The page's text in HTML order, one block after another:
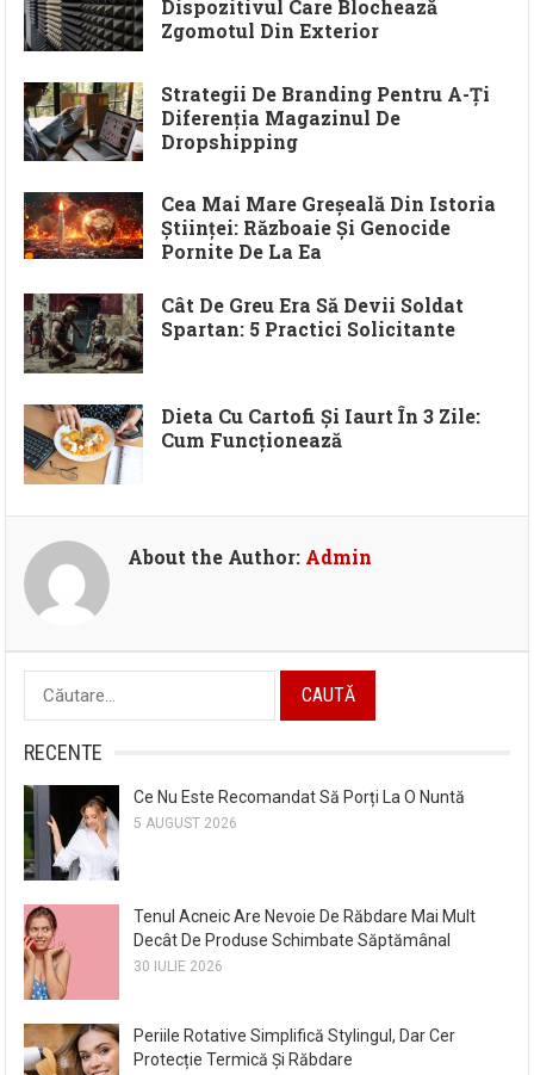
Dispozitivul Care Blochează
Zgomotul Din Exterior
Strategii De Branding Pentru A-Ți
Diferenția Magazinul De
Dropshipping
Cea Mai Mare Greșeală Din Istoria
Științei: Războaie Și Genocide
Pornite De La Ea
Cât De Greu Era Să Devii Soldat
Spartan: 5 Practici Solicitante
Dieta Cu Cartofi Și Iaurt În 3 Zile:
Cum Funcționează
About the Author: Admin
Caută
după:
RECENTE
Ce Nu Este Recomandat Să Porți La O Nuntă
5 AUGUST 2026
Tenul Acneic Are Nevoie De Răbdare Mai Mult
Decât De Produse Schimbate Săptămânal
30 IULIE 2026
Periile Rotative Simplifică Stylingul, Dar Cer
Protecție Termică Și Răbdare